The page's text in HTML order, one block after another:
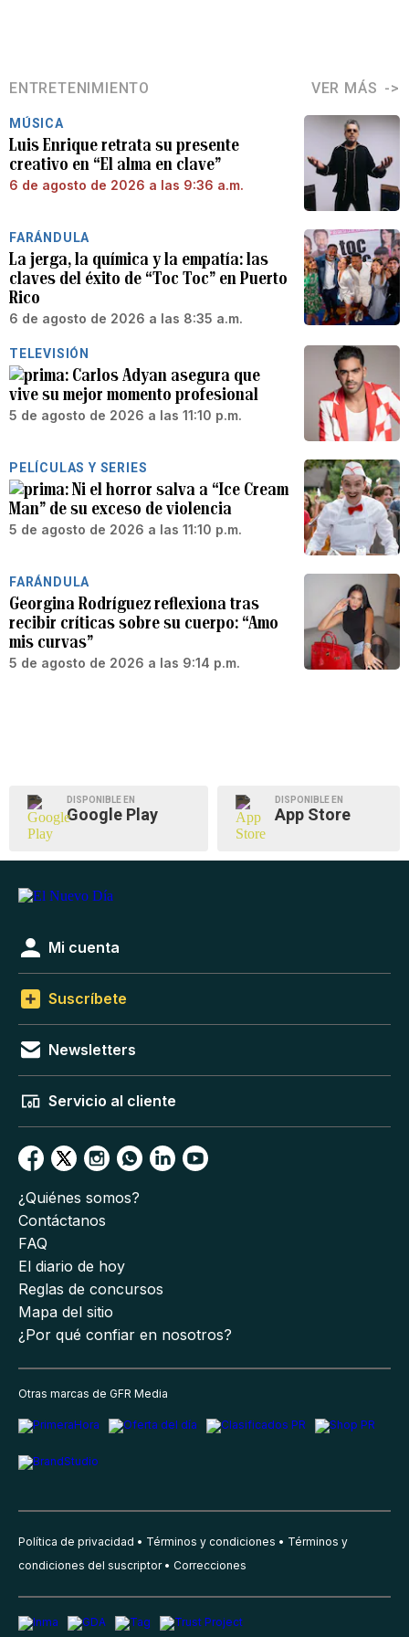
ENTRETENIMIENTO VER MÁS
MÚSICA
Luis Enrique retrata su presente
creativo en “El alma en clave”
6 de agosto de 2026 a las 9:36 a.m.
FARÁNDULA
La jerga, la química y la empatía: las
claves del éxito de “Toc Toc” en Puerto
Rico
6 de agosto de 2026 a las 8:35 a.m.
TELEVISIÓN
Carlos Adyan asegura que
vive su mejor momento profesional
5 de agosto de 2026 a las 11:10 p.m.
PELÍCULAS Y SERIES
Ni el horror salva a “Ice Cream
Man” de su exceso de violencia
5 de agosto de 2026 a las 11:10 p.m.
FARÁNDULA
Georgina Rodríguez reflexiona tras
recibir críticas sobre su cuerpo: “Amo
mis curvas”
5 de agosto de 2026 a las 9:14 p.m.
DISPONIBLE EN
Google Play
DISPONIBLE EN
App Store
Mi cuenta
Suscríbete
Newsletters
Servicio al cliente
¿Quiénes somos?
Contáctanos
FAQ
El diario de hoy
Reglas de concursos
Mapa del sitio
¿Por qué confiar en nosotros?
Otras marcas de GFR Media
Política de privacidad Términos y condiciones
Términos y
condiciones del suscriptor
Correcciones